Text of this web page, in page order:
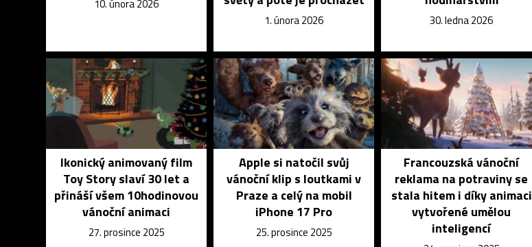
10. února 2026
1. února 2026 30. ledna 2026
Ikonický animovaný film
Toy Story slaví 30 let a
přináší všem 10hodinovou
vánoční animaci
27. prosince 2025
Apple si natočil svůj
vánoční klip s loutkami v
Praze a celý na mobil
iPhone 17 Pro
25. prosince 2025
Francouzská vánoční
reklama na potraviny se
stala hitem i díky animaci
vytvořené umělou
inteligencí